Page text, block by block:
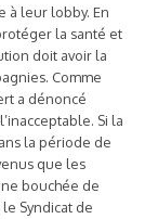
à leur lobby. En
la santé et
doit avoir la
Comme
a dénoncé
Si la
la période de
que les
bouchée de
Syndicat de